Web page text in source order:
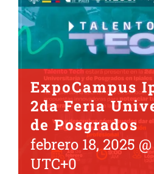
ExpoCampus
2da Feria
de Posgrados
febrero 18, 2025
UTC+0